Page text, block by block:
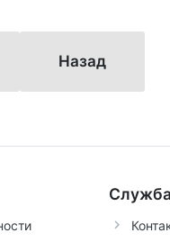
Назад